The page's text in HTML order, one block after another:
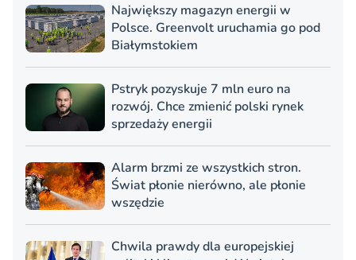
Największy magazyn energii w
Polsce. Greenvolt uruchamia go pod
Białymstokiem
Pstryk pozyskuje 7 mln euro na
rozwój. Chce zmienić polski rynek
sprzedaży energii
Alarm brzmi ze wszystkich stron.
Świat płonie nierówno, ale płonie
wszędzie
Chwila prawdy dla europejskiej